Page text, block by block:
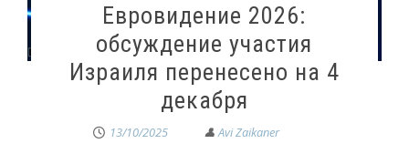
Евровидение 2026:
обсуждение участия
Израиля перенесено на 4
декабря
13/10/2025